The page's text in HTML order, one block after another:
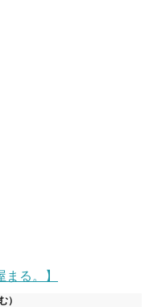
る。】
）